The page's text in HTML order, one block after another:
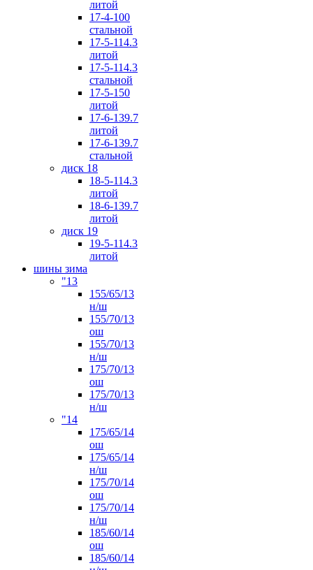
литой
17-4-100
стальной
17-5-114.3
литой
17-5-114.3
стальной
17-5-150
литой
17-6-139.7
литой
17-6-139.7
стальной
диск 18
18-5-114.3
литой
18-6-139.7
литой
диск 19
19-5-114.3
литой
шины зима
"13
155/65/13
н/ш
155/70/13
ош
155/70/13
н/ш
175/70/13
ош
175/70/13
н/ш
"14
175/65/14
ош
175/65/14
н/ш
175/70/14
ош
175/70/14
н/ш
185/60/14
ош
185/60/14